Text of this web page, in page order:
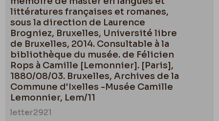
littératures françaises et romanes,
sous la direction de Laurence
Brogniez, Bruxelles, Université libre
de Bruxelles, 2014. Consultable à la
bibliothèque du musée. de Félicien
Rops à Camille [Lemonnier]. [Paris],
1880/08/03. Bruxelles, Archives de la
Commune d'Ixelles -Musée Camille
Lemonnier, Lem/11
letter2921